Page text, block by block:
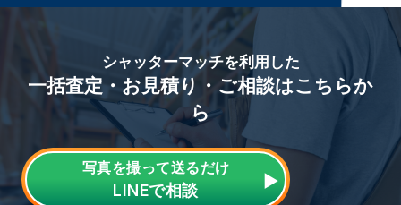
シャッターマッチを利用した
一括査定・お見積り・ご相談はこちらか
ら
写真を撮って送るだけ
LINEで相談